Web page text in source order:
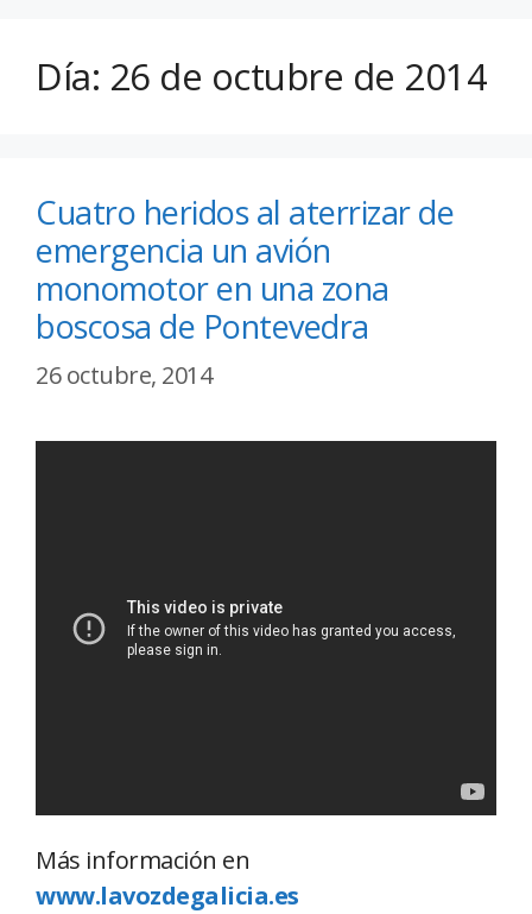
Día: 26 de octubre de 2014
Cuatro heridos al aterrizar de
emergencia un avión
monomotor en una zona
boscosa de Pontevedra
26 octubre, 2014
Más información en
www.lavozdegalicia.es